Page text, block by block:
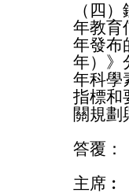
（四
年教育
年發布
年）》
年科學
指標和
關規劃
答覆：
主席︰